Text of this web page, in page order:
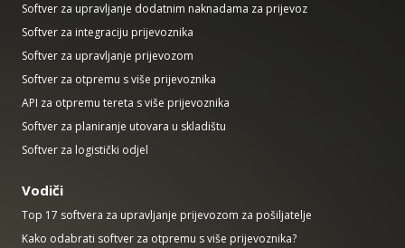
Softver za upravljanje dodatnim naknadama za prijevoz
Softver za integraciju prijevoznika
Softver za upravljanje prijevozom
Softver za otpremu s više prijevoznika
API za otpremu tereta s više prijevoznika
Softver za planiranje utovara u skladištu
Softver za logistički odjel
Vodiči
Top 17 softvera za upravljanje prijevozom za pošiljatelje
Kako odabrati softver za otpremu s više prijevoznika?